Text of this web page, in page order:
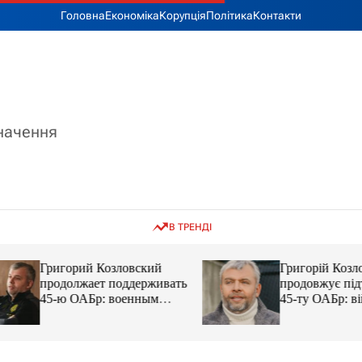
ГоловнаЕкономікаКорупціяПолітикаКонтакти
В ТРЕНДІ
Григорий Козловский
продолжает поддерживать
45-ю ОАБр: военным
Григорій
продовжує
45-ту ОАБр:
передали